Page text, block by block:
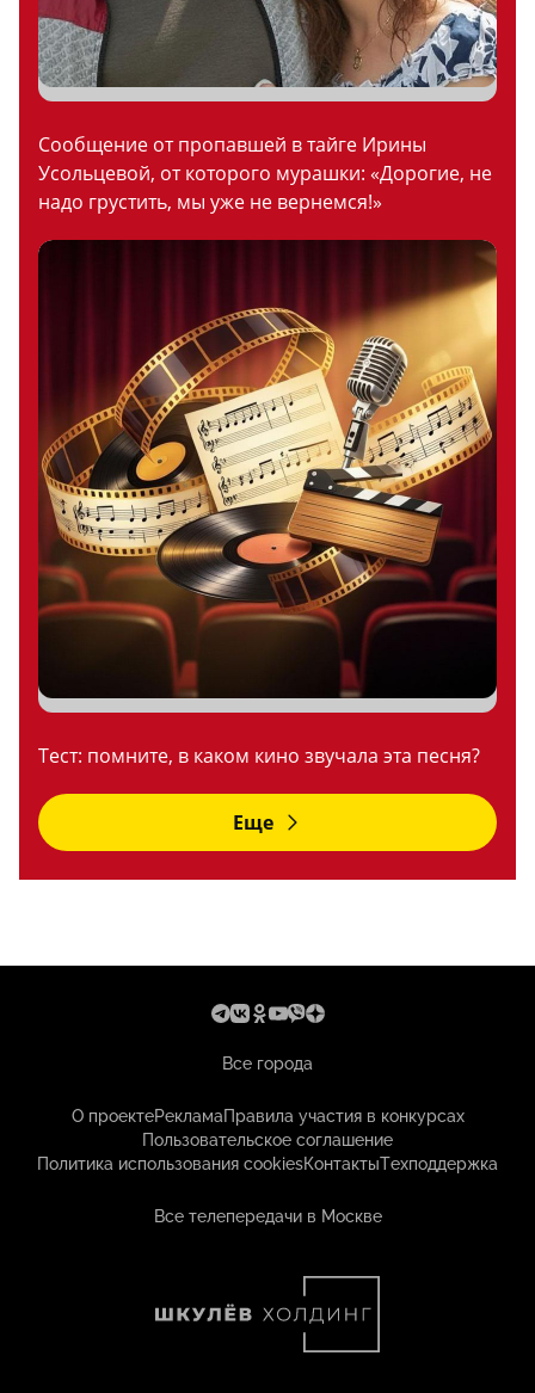
Сообщение от пропавшей в тайге Ирины
Усольцевой, от которого мурашки: «Дорогие, не
надо грустить, мы уже не вернемся!»
Тест: помните, в каком кино звучала эта песня?
Еще
Все города
О проектеРекламаПравила участия в конкурсах
Пользовательское соглашение
Политика использования cookiesКонтактыТехподдержка
Все телепередачи в Москве